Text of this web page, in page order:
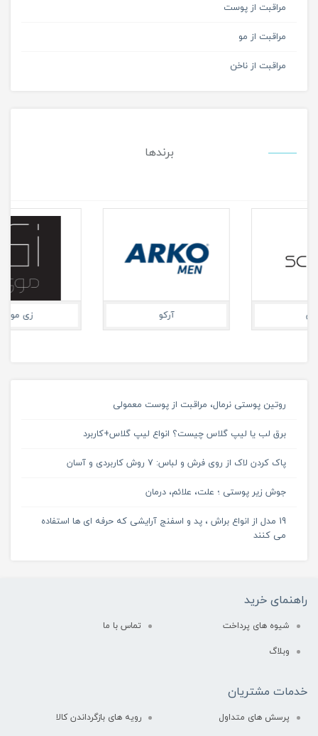
مراقبت از پوست
مراقبت از مو
مراقبت از ناخن
برندها
روتین پوستی نرمال، مراقبت از پوست معمولی
برق لب یا لیپ گلاس چیست؟ انواع لیپ گلاس+کاربرد
پاک کردن لاک از روی فرش و لباس: 7 روش کاربردی و آسان
جوش زیر پوستی ؛ علت، علائم، درمان
19 مدل از انواع براش ، پد و اسفنج آرایشی که حرفه ای ها استفاده
می کنند
راهنمای خرید
شیوه های پرداخت تماس با ما
وبلاگ
خدمات مشتریان
پرسش های متداول رویه های بازگرداندن کالا